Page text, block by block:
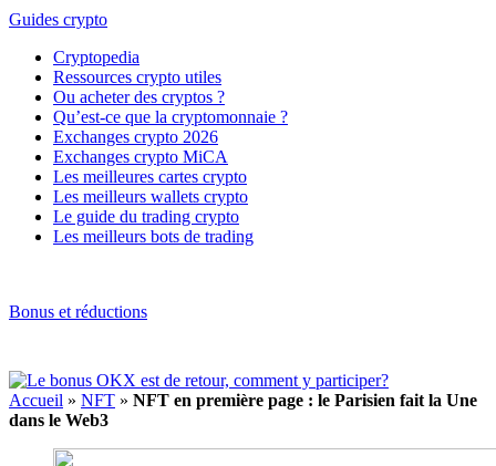
Guides crypto
Cryptopedia
Ressources crypto utiles
Ou acheter des cryptos ?
Qu’est-ce que la cryptomonnaie ?
Exchanges crypto 2026
Exchanges crypto MiCA
Les meilleures cartes crypto
Les meilleurs wallets crypto
Le guide du trading crypto
Les meilleurs bots de trading
Bonus et réductions
Accueil » NFT » NFT en première page : le Parisien fait la Une
dans le Web3